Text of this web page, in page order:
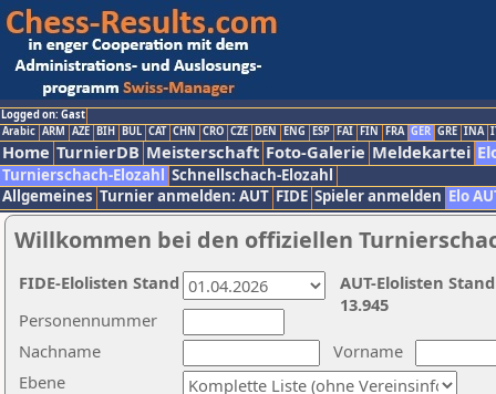
Logged on: Gast
Arabic ARM AZE BIH BUL CAT CHN CRO CZE DEN ENG ESP FAI FIN FRA GER GRE INA
Home TurnierDB Meisterschaft Foto-Galerie Meldekartei
Turnierschach-Elozahl Schnellschach-Elozahl
Allgemeines Turnier anmelden: AUT FIDE Spieler anmelden Elo
Willkommen bei den offiziellen
Nachname
Vorname
Ebene
Personennummer
AUT-Elolisten
13.945
FIDE-Elolisten Stand